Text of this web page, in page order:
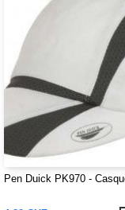
Pen Duick PK970 -